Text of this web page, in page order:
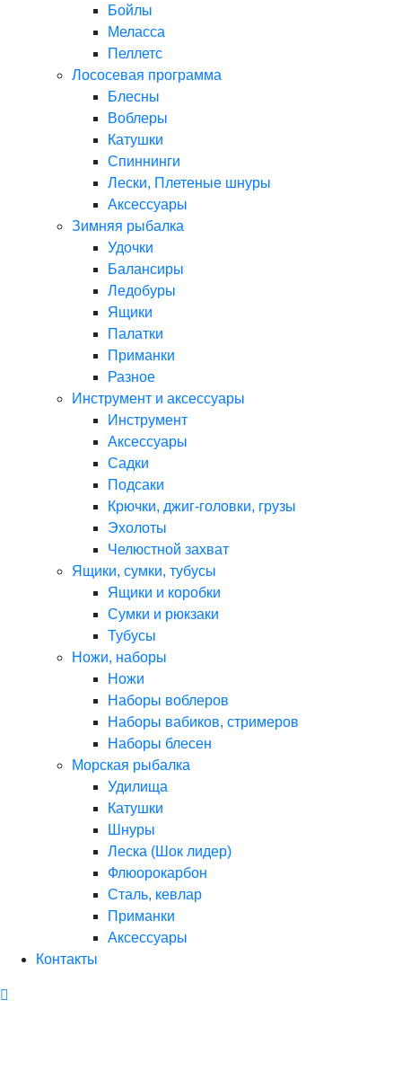
Бойлы
Меласса
Пеллетс
Лососевая программа
Блесны
Воблеры
Катушки
Спиннинги
Лески, Плетеные шнуры
Аксессуары
Зимняя рыбалка
Удочки
Балансиры
Ледобуры
Ящики
Палатки
Приманки
Разное
Инструмент и аксессуары
Инструмент
Аксессуары
Садки
Подсаки
Крючки, джиг-головки, грузы
Эхолоты
Челюстной захват
Ящики, сумки, тубусы
Ящики и коробки
Сумки и рюкзаки
Тубусы
Ножи, наборы
Ножи
Наборы воблеров
Наборы вабиков, стримеров
Наборы блесен
Морская рыбалка
Удилища
Катушки
Шнуры
Леска (Шок лидер)
Флюорокарбон
Сталь, кевлар
Приманки
Аксессуары
Контакты